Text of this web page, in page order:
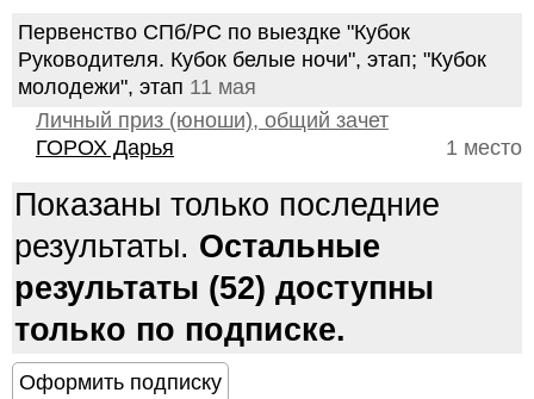
Первенство СПб/РС по выездке "Кубок
Руководителя. Кубок белые ночи", этап; "Кубок
молодежи", этап 11 мая
Личный приз (юноши), общий зачет
1 место
ГОРОХ Дарья
Показаны только последние
результаты. Остальные
результаты (52) доступны
только по подписке.